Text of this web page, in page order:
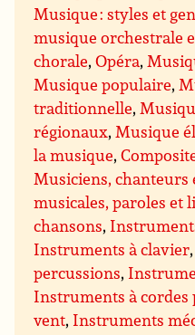
Musique : styles et
musique orchestrale
chorale,Opéra,
Musique populaire,
traditionnelle,
régionaux,Musique
la musique,
Musiciens, chanteurs
musicales, paroles et
chansons,
Instruments à clavier,
percussions,
Instruments à cordes
vent, Instruments